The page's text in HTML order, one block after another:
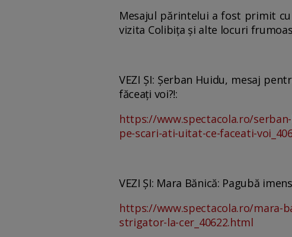
Mesajul părintelui a fost primit
vizita Colibița și alte locuri
VEZI ȘI: Șerban Huidu, mesaj
făceați voi?!:
https://www.spectacola.ro/
pe-scari-ati-uitat-ce-faceati-
VEZI ȘI: Mara Bănică: Pagubă
https://www.spectacola.ro/mara-
strigator-la-cer_40622.html